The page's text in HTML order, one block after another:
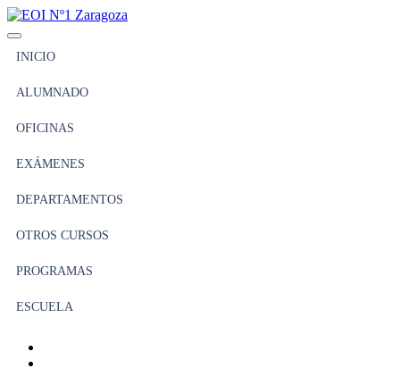
INICIO
ALUMNADO
OFICINAS
EXÁMENES
DEPARTAMENTOS
OTROS CURSOS
PROGRAMAS
ESCUELA